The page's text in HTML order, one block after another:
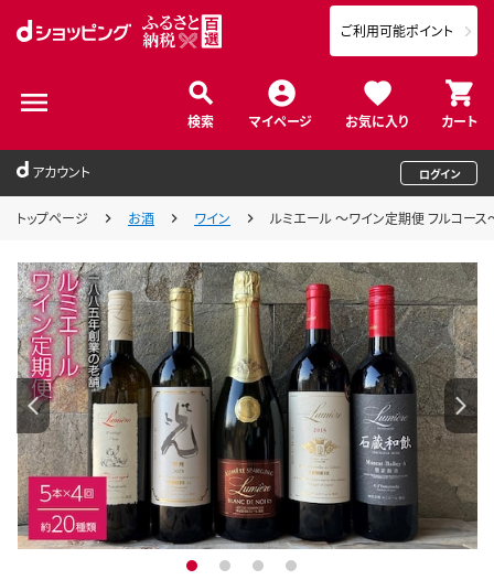
検索 マイページ お気に入り カート
ご利用可能ポイント
アカウント ログイン
トップページ お酒 ワイン ルミエール ～ワイン定期便 フルコー
1 2 3 4